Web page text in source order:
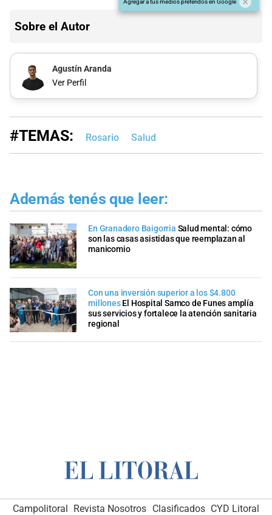
Agregar a tus medios preferidos en Google
Sobre el Autor
Agustín Aranda
Ver Perfil
#TEMAS: Rosario Salud
Además tenés que leer:
En Granadero Baigorria Salud mental: cómo
son las casas asistidas que reemplazan al
manicomio
Con una inversión superior a los $4.800
millones El Hospital Samco de Funes amplía
sus servicios y fortalece la atención sanitaria
regional
Campolitoral Revista Nosotros Clasificados CYD Litoral